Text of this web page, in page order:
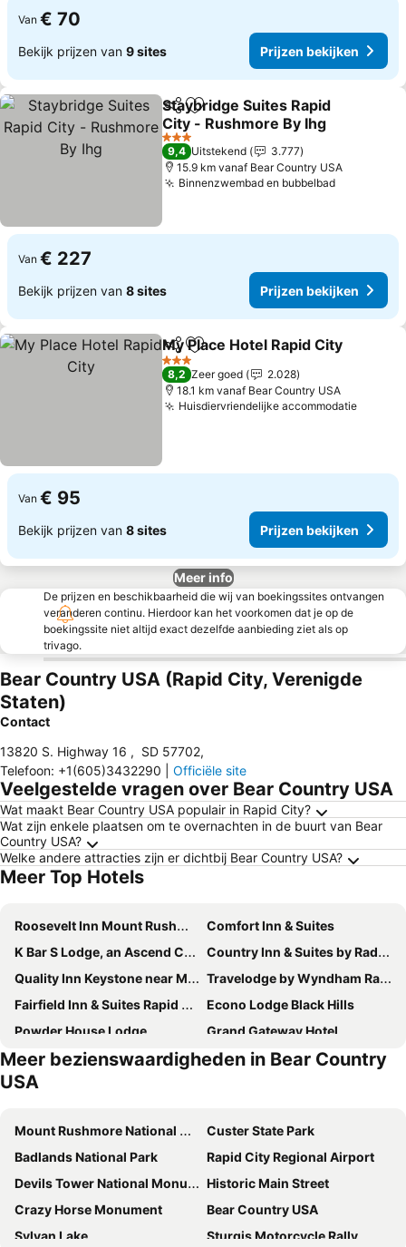
Van € 70
Bekijk prijzen van 9 sites Prijzen bekijken
DelenToevoegen aan favorieten
Staybridge Suites Rapid
City - Rushmore By Ihg
3 Sterren
9,4 Uitstekend
3.777
15.9 km vanaf Bear Country USA
Binnenzwembad en bubbelbad
Van € 227
Bekijk prijzen van 8 sites Prijzen bekijken
DelenToevoegen aan favorieten
My Place Hotel Rapid City
3 Sterren
8,2 Zeer goed
2.028
18.1 km vanaf Bear Country USA
Huisdiervriendelijke accommodatie
Van € 95
Bekijk prijzen van 8 sites Prijzen bekijken
Meer info
De prijzen en beschikbaarheid die wij van boekingssites ontvangen
veranderen continu. Hierdoor kan het voorkomen dat je op de
boekingssite niet altijd exact dezelfde aanbieding ziet als op
trivago.
Bear Country USA (Rapid City, Verenigde
Staten)
Contact
13820 S. Highway 16 , SD 57702,
Telefoon: +1(605)3432290 Officiële site
Veelgestelde vragen over Bear Country USA
Wat maakt Bear Country USA populair in Rapid City?
Wat zijn enkele plaatsen om te overnachten in de buurt van Bear
Country USA?
Welke andere attracties zijn er dichtbij Bear Country USA?
Meer Top Hotels
Roosevelt Inn Mount Rushmore
Comfort Inn & Suites
K Bar S Lodge, an Ascend Collection Hotel
Country Inn & Suites by Radisson, Rapid City, SD
Quality Inn Keystone near Mount Rushmore
Travelodge by Wyndham Rapid City
Fairfield Inn & Suites Rapid City
Econo Lodge Black Hills
Powder House Lodge
Grand Gateway Hotel
Baymont by Wyndham Keystone Near Mt. Rushmore
Foothills Inn
Super 8 by Wyndham Rapid City
Travelodge by Wyndham Rapid City/Black Hills
Residence Inn by Marriott Rapid City
Ramada by Wyndham Keystone Near Mt Rushmore
Elevation Inn & Suites, Trademark Collection by Wyndham
Lazy U Motel
Days Inn by Wyndham Rapid City
Home2 Suites by Hilton Rapid City
Comfort Inn & Suites Mt. Rushmore
Magnuson Grand Rushmore View
Rushmore Express & Suites
Meer bezienswaardigheden in Bear Country
USA
Mount Rushmore National Memorial
Custer State Park
Badlands National Park
Rapid City Regional Airport
Devils Tower National Monument
Historic Main Street
Crazy Horse Monument
Bear Country USA
Sylvan Lake
Sturgis Motorcycle Rally